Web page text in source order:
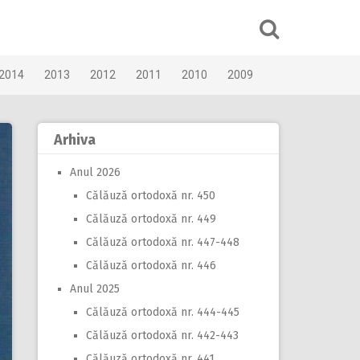
2013 2012 2011 2010 2009
Arhiva
Anul 2026
Călăuză ortodoxă nr. 450
Călăuză ortodoxă nr. 449
Călăuză ortodoxă nr. 447-448
Călăuză ortodoxă nr. 446
Anul 2025
Călăuză ortodoxă nr. 444-445
Călăuză ortodoxă nr. 442-443